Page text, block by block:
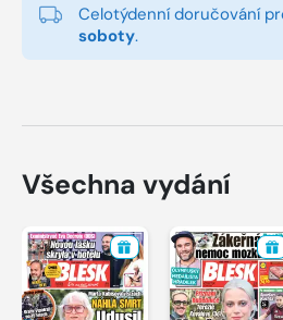
Celotýdenní doručování
soboty.
Všechna vydání